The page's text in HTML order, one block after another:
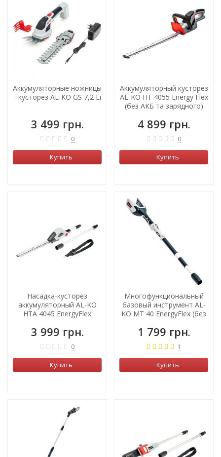
Аккумуляторные ножницы
- кусторез AL-KO GS 7,2 Li
3 499 грн.
0
Купить
Аккумуляторный кусторез
AL-KO HT 4055 Energy Flex
(без АКБ та зарядного)
4 899 грн.
0
Купить
Насадка-кусторез
аккумуляторный AL-KO
HTA 4045 EnergyFlex
3 999 грн.
0
Купить
Многофункциональный
базовый инструмент AL-
KO МT 40 EnergyFlex (без
1 799 грн.
1
Купить